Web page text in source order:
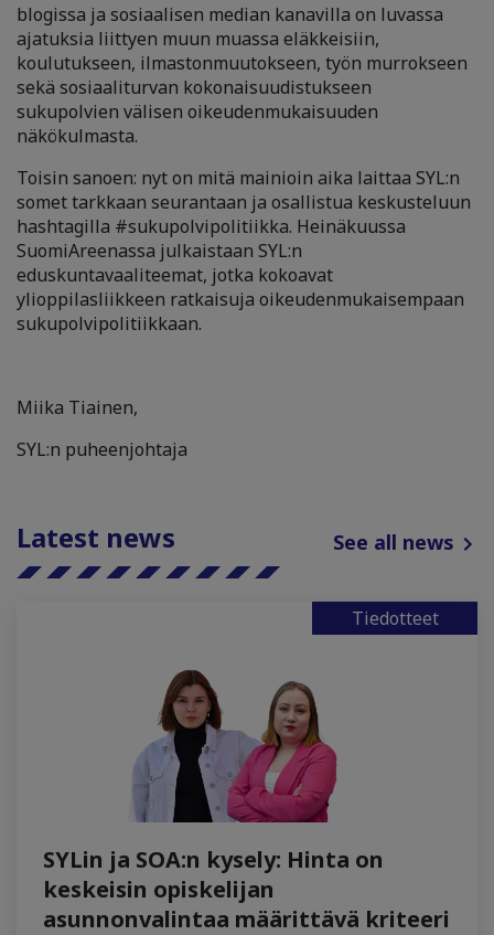
blogissa ja sosiaalisen median kanavilla on luvassa
ajatuksia liittyen muun muassa eläkkeisiin,
koulutukseen, ilmastonmuutokseen, työn murrokseen
sekä sosiaaliturvan kokonaisuudistukseen
sukupolvien välisen oikeudenmukaisuuden
näkökulmasta.
Toisin sanoen: nyt on mitä mainioin aika laittaa SYL:n
somet tarkkaan seurantaan ja osallistua keskusteluun
hashtagilla #sukupolvipolitiikka. Heinäkuussa
SuomiAreenassa julkaistaan SYL:n
eduskuntavaaliteemat, jotka kokoavat
ylioppilasliikkeen ratkaisuja oikeudenmukaisempaan
sukupolvipolitiikkaan.
Miika Tiainen,
SYL:n puheenjohtaja
Latest news See all news
Tiedotteet
SYLin ja SOA:n kysely: Hinta on
keskeisin opiskelijan
asunnonvalintaa määrittävä kriteeri